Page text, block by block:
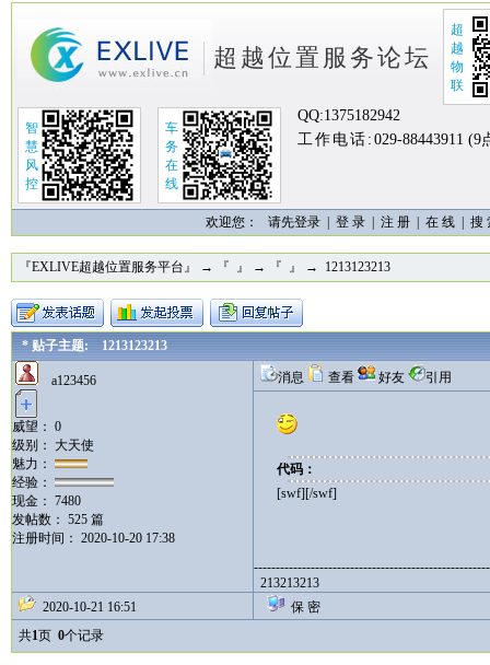
超越位置服务论坛
超
越
物
联
智
慧
风
控
车
务
在
线
QQ:1375182942
工作电话: 029-88443911 (9
欢迎您： 请先登录 | 登 录 注 册 在 线 搜
『EXLIVE超越位置服务平台』 → 『 』 → 『 』 → 1213123213
* 贴子主题: 1213123213
a123456
威望： 0
级别： 大天使
魅力：
经验：
现金： 7480
发帖数： 525 篇
注册时间： 2020-10-20 17:38
消息 查看 好友 引用
代码：
[swf][/swf]
213213213
2020-10-21 16:51
保 密
共1页 0个记录